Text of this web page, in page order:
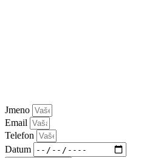
Jmeno
Email
Telefon
Datum